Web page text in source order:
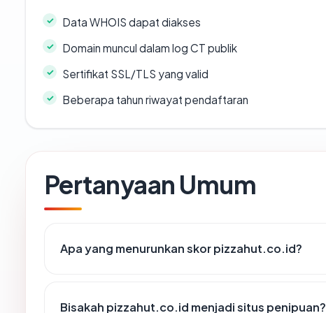
Data WHOIS dapat diakses
Domain muncul dalam log CT publik
Sertifikat SSL/TLS yang valid
Beberapa tahun riwayat pendaftaran
Pertanyaan Umum
Apa yang menurunkan skor pizzahut.co.id?
Bisakah pizzahut.co.id menjadi situs penipuan?